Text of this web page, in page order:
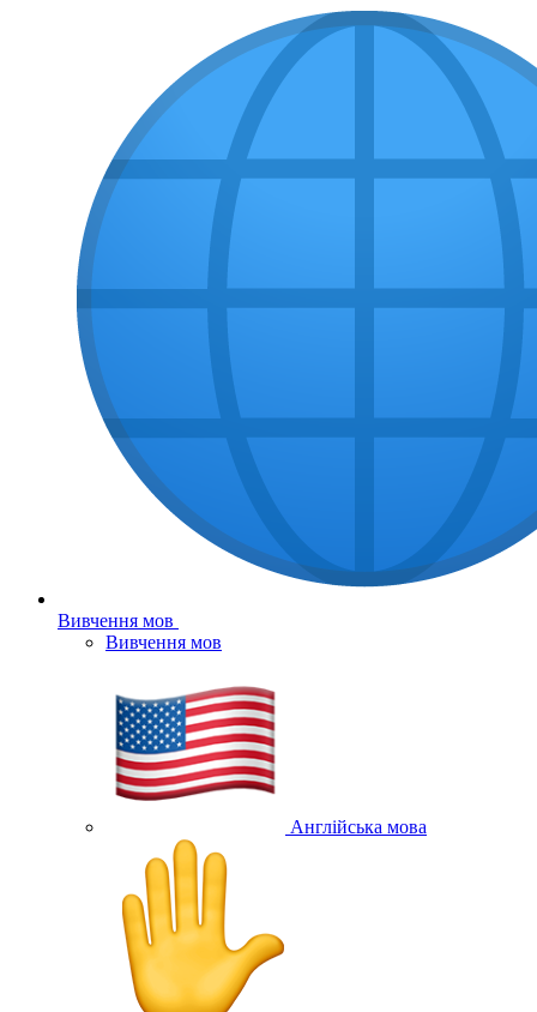
Вивчення мов
Вивчення мов
Англійська мова